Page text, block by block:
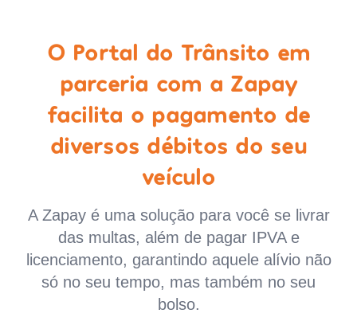
O Portal do Trânsito em
parceria com a Zapay
facilita o pagamento de
diversos débitos do seu
veículo
A Zapay é uma solução para você se livrar
das multas, além de pagar IPVA e
licenciamento, garantindo aquele alívio não
só no seu tempo, mas também no seu
bolso.